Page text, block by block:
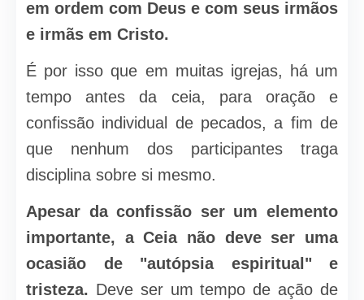
em ordem com Deus e com seus irmãos
e irmãs em Cristo.
É por isso que em muitas igrejas, há um
tempo antes da ceia, para oração e
confissão individual de pecados, a fim de
que nenhum dos participantes traga
disciplina sobre si mesmo.
Apesar da confissão ser um elemento
importante, a Ceia não deve ser uma
ocasião de "autópsia espiritual" e
tristeza. Deve ser um tempo de ação de